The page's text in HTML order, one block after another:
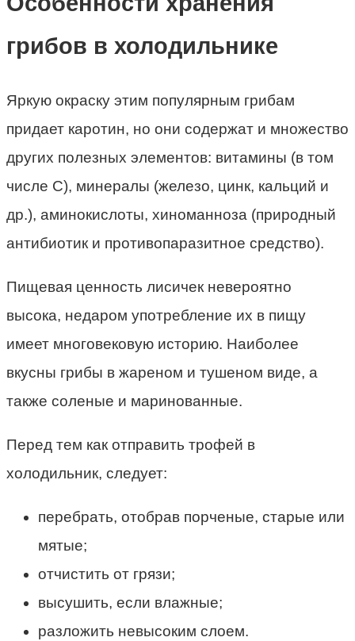
грибов в холодильнике
Яркую окраску этим популярным грибам
придает каротин, но они содержат и множество
других полезных элементов: витамины (в том
числе С), минералы (железо, цинк, кальций и
др.), аминокислоты, хиноманноза (природный
антибиотик и противопаразитное средство).
Пищевая ценность лисичек невероятно
высока, недаром употребление их в пищу
имеет многовековую историю. Наиболее
вкусны грибы в жареном и тушеном виде, а
также соленые и маринованные.
Перед тем как отправить трофей в
холодильник, следует:
перебрать, отобрав порченые, старые или
мятые;
отчистить от грязи;
высушить, если влажные;
разложить невысоким слоем.